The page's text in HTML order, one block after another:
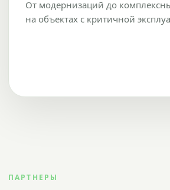
От модернизаций до
на объектах с критичной
ПАРТНЕРЫ